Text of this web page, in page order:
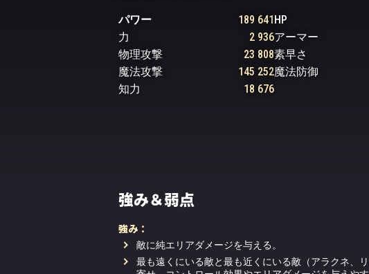
パワー 189 641HP
力
2 936アーマー
物理攻撃
23 808素早さ
魔法攻撃
145 252魔法防御
知力
18 676
強み＆弱点
強み：
敵に純エリアダメージを与える。
最も遠くにいる敵と最も近くにいる敵（アラクネ、